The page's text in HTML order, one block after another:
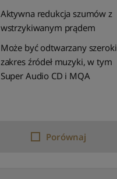
Aktywna redukcja szumów z
wstrzykiwanym prądem
Może być odtwarzany szeroki
zakres źródeł muzyki, w tym
Super Audio CD i MQA
Porównaj